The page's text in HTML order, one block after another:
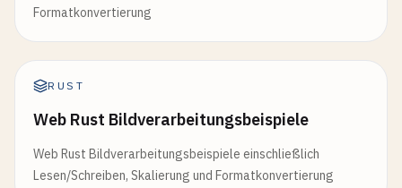
Formatkonvertierung
RUST
Web Rust Bildverarbeitungsbeispiele
Web Rust Bildverarbeitungsbeispiele einschließlich
Lesen/Schreiben, Skalierung und Formatkonvertierung